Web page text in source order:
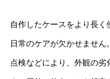
自作したケースをより長く
日常のケアが欠かせませ
点検などにより、外観の劣